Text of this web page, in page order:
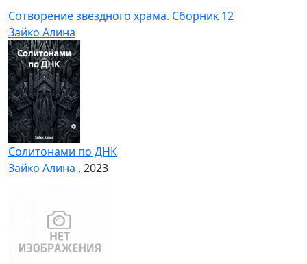
Сотворение звёздного храма. Сборник 12
Зайко Алина
Солитонами по ДНК
Зайко Алина , 2023